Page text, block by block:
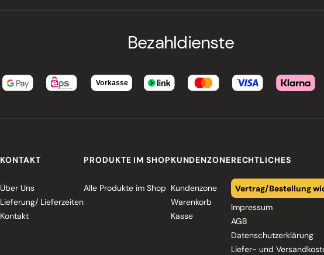
Bezahldienste
KONTAKT
Über Uns
Lieferung/ Lieferzeiten
Kontakt
PRODUKTE IM SHOP
Alle Produkte im Shop
KUNDENZONE
Kundenzone
Warenkorb
Kasse
RECHTLICHES
Vertrag/Bestellung
Impressum
AGB
Datenschutzerklärung
Liefer- und